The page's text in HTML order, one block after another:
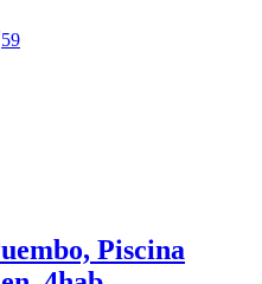
59
Piscina